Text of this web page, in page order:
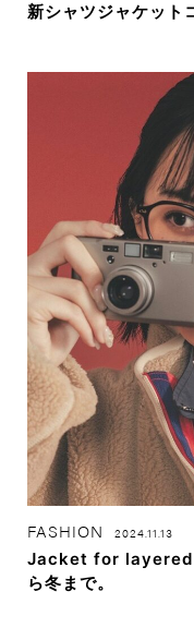
新シャツジャケット
FASHION 2024.11.13
Jacket for layered
ら冬まで。